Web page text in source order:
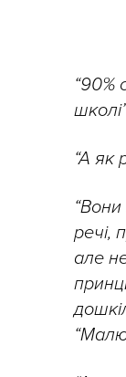
“90%
“А як
речі,
але